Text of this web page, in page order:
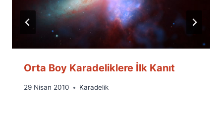
Orta Boy Karadeliklere İlk Kanıt
By
29 Nisan 2010 Karadelik